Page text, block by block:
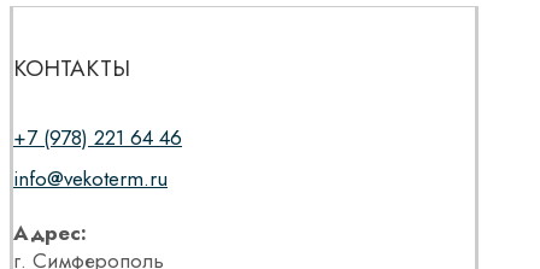
КОНТАКТЫ
+7 (978) 221 64 46
info@vekoterm.ru
Адрес:
г. Симферополь